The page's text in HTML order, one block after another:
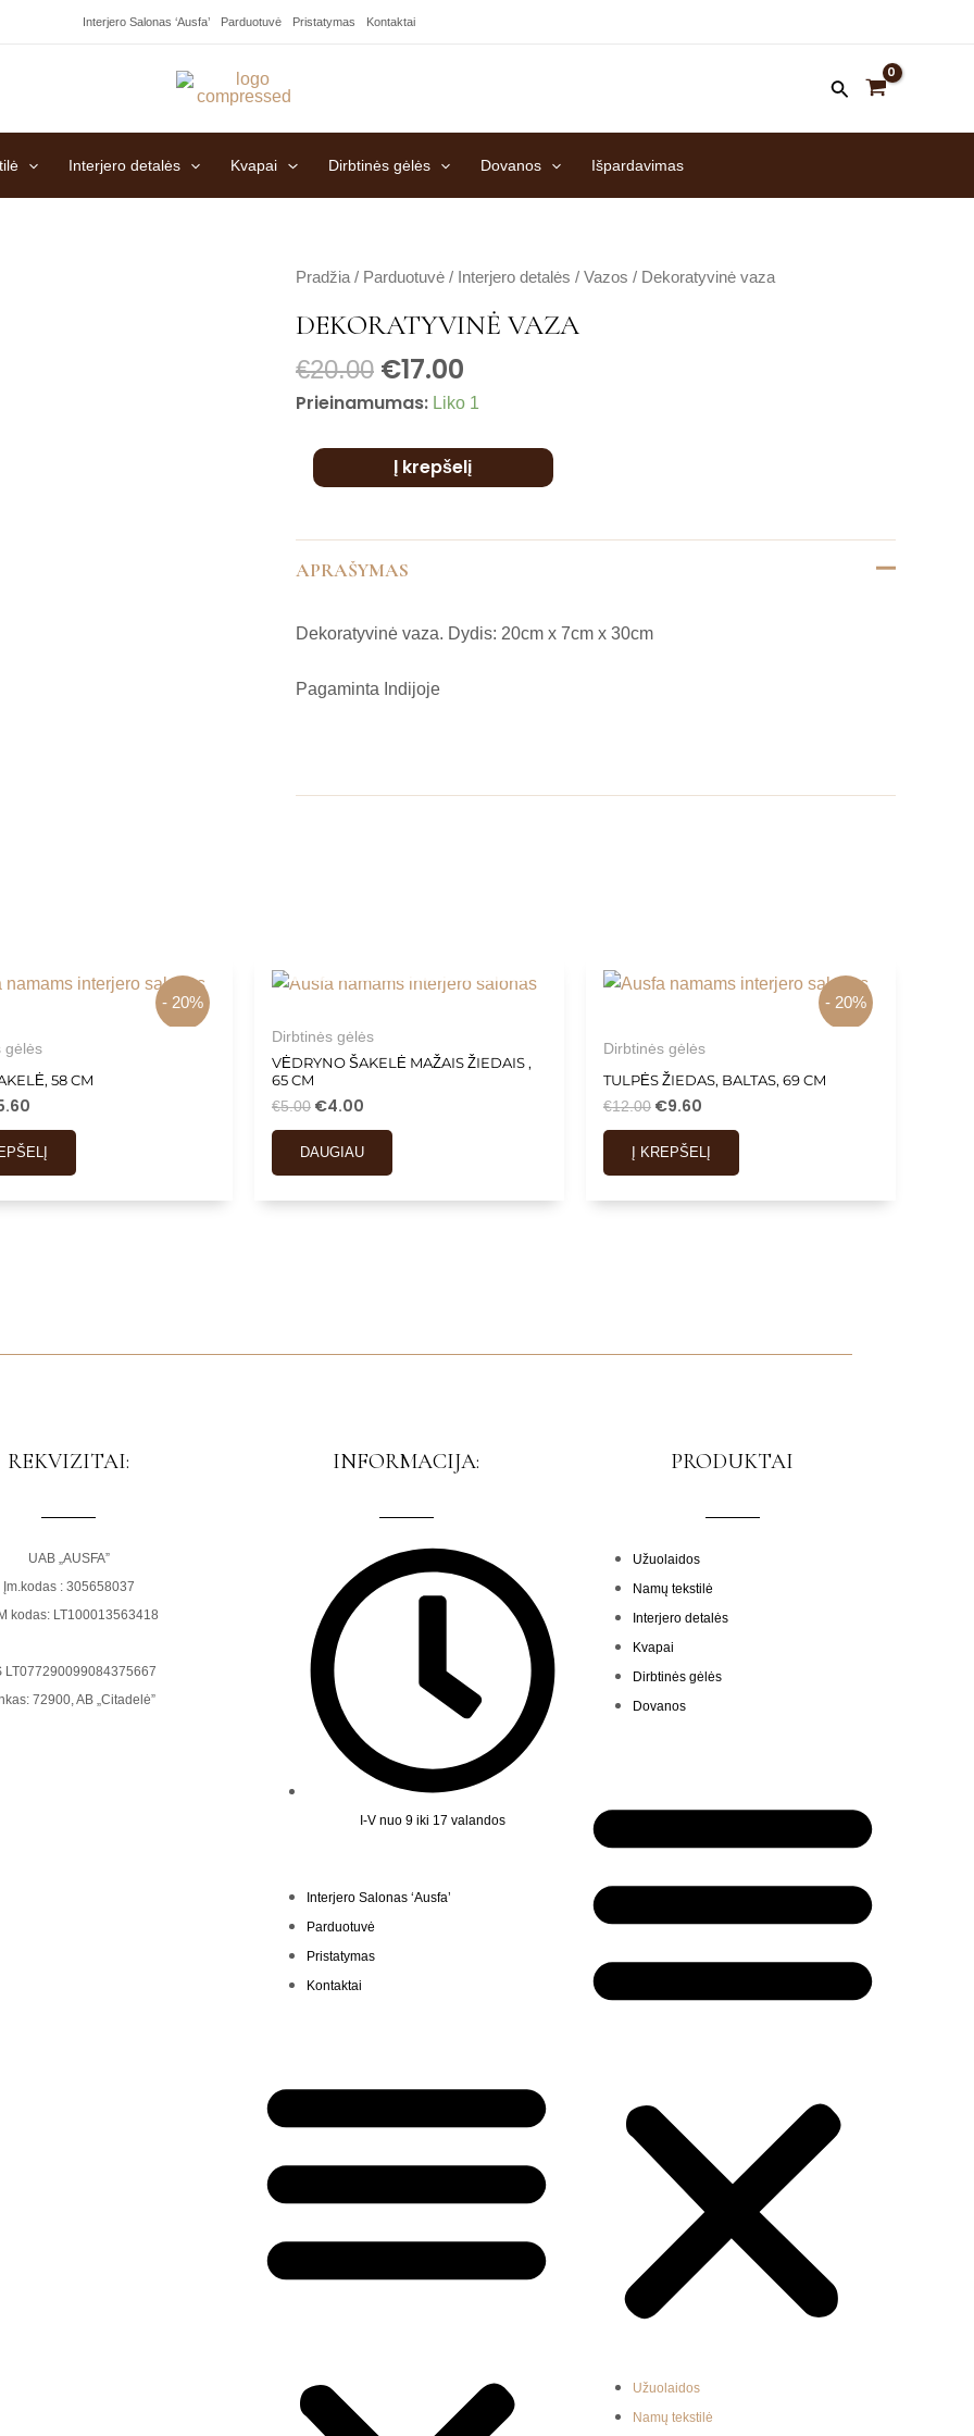
Interjero Salonas ‘Ausfa’ Parduotuvė Pristatymas Kontaktai
Interjero detalės Kvapai Dirbtinės gėlės Dovanos Išpardavimas
Pradžia / Parduotuvė / Interjero detalės / Vazos / Dekoratyvinė vaza
DEKORATYVINĖ VAZA
€20.00 €17.00
Prieinamumas: Liko 1
produkto
Dekoratyvinė
vaza
Į krepšelį
APRAŠYMAS
Dekoratyvinė vaza. Dydis: 20cm x 7cm x 30cm
Pagaminta Indijoje
- 20%
gėlės
58 CM
Dirbtinės gėlės
VĖDRYNO ŠAKELĖ MAŽAIS ŽIEDAIS ,
65 CM
€5.00 €4.00
DAUGIAU
- 20%
Dirbtinės gėlės
TULPĖS ŽIEDAS, BALTAS, 69 CM
€12.00 €9.60
Į KREPŠELĮ
REKVIZITAI:
UAB „AUSFA”
Įm.kodas : 305658037
kodas: LT100013563418
LT077290099084375667
72900, AB „Citadelė”
INFORMACIJA:
I-V nuo 9 iki 17 valandos
Interjero Salonas ‘Ausfa’
Parduotuvė
Pristatymas
Kontaktai
Menu
PRODUKTAI
Užuolaidos
Namų tekstilė
Interjero detalės
Kvapai
Dirbtinės gėlės
Dovanos
Užuolaidos
Namų tekstilė